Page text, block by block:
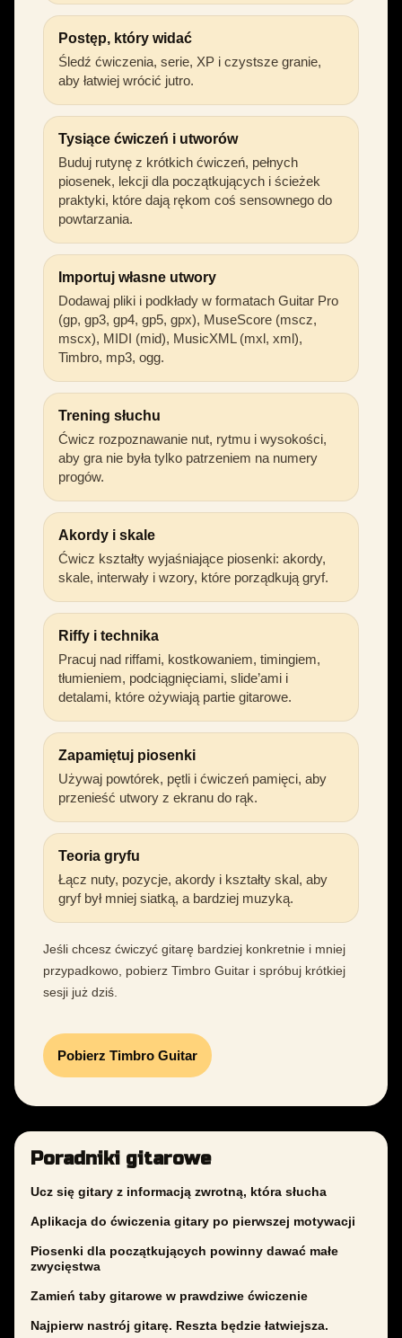
Postęp, który widać
Śledź ćwiczenia, serie, XP i czystsze granie,
aby łatwiej wrócić jutro.
Tysiące ćwiczeń i utworów
Buduj rutynę z krótkich ćwiczeń, pełnych
piosenek, lekcji dla początkujących i ścieżek
praktyki, które dają rękom coś sensownego do
powtarzania.
Importuj własne utwory
Dodawaj pliki i podkłady w formatach Guitar Pro
(gp, gp3, gp4, gp5, gpx), MuseScore (mscz,
mscx), MIDI (mid), MusicXML (mxl, xml),
Timbro, mp3, ogg.
Trening słuchu
Ćwicz rozpoznawanie nut, rytmu i wysokości,
aby gra nie była tylko patrzeniem na numery
progów.
Akordy i skale
Ćwicz kształty wyjaśniające piosenki: akordy,
skale, interwały i wzory, które porządkują gryf.
Riffy i technika
Pracuj nad riffami, kostkowaniem, timingiem,
tłumieniem, podciągnięciami, slide’ami i
detalami, które ożywiają partie gitarowe.
Zapamiętuj piosenki
Używaj powtórek, pętli i ćwiczeń pamięci, aby
przenieść utwory z ekranu do rąk.
Teoria gryfu
Łącz nuty, pozycje, akordy i kształty skal, aby
gryf był mniej siatką, a bardziej muzyką.
Jeśli chcesz ćwiczyć gitarę bardziej konkretnie i mniej
przypadkowo, pobierz Timbro Guitar i spróbuj krótkiej
sesji już dziś.
Pobierz Timbro Guitar
Poradniki gitarowe
Ucz się gitary z informacją zwrotną, która słucha
Aplikacja do ćwiczenia gitary po pierwszej motywacji
Piosenki dla początkujących powinny dawać małe
zwycięstwa
Zamień taby gitarowe w prawdziwe ćwiczenie
Najpierw nastrój gitarę. Reszta będzie łatwiejsza.